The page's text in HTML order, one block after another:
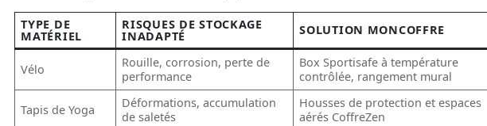
TYPE DE
MATÉRIEL
RISQUES DE STOCKAGE
INADAPTÉ SOLUTION MONCOFFRE
Vélo
Rouille, corrosion, perte de
performance
Box Sportisafe à température
contrôlée, rangement mural
Tapis de Yoga
Déformations, accumulation
de saletés
Housses de protection et espaces
aérés CoffreZen